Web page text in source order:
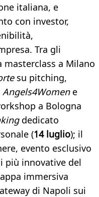
italiana, e
con investor,
Tra gli
a Milano
su pitching,
Angels4Womene
a Bologna
dedicato
(14 luglio); il
evento esclusivo
più innovative del
immersiva
di Napoli sui